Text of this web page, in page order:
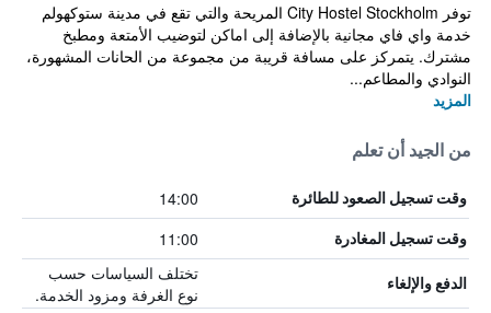
توفر City Hostel Stockholm المريحة والتي تقع في مدينة ستوكهولم
خدمة واي فاي مجانية بالإضافة إلى اماكن لتوضيب الأمتعة ومطبخ
مشترك. يتمركز على مسافة قريبة من مجموعة من الحانات المشهورة،
النوادي والمطاعم...
المزيد
من الجيد أن تعلم
وقت تسجيل الصعود للطائرة 14:00
وقت تسجيل المغادرة 11:00
الدفع والإلغاء
تختلف السياسات حسب
نوع الغرفة ومزود الخدمة.